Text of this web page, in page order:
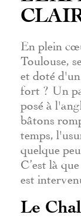
En plein
Toulouse,
et doté
fort ? Un
posé à
bâtons
temps,
quelque
C’est là
est
Le